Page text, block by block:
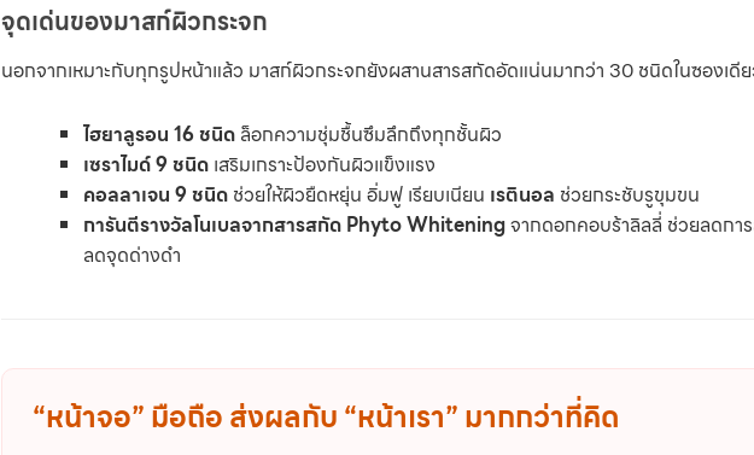
จุดเด่นของมาสก์ผิวกระจก
นอกจากเหมาะกับทุกรูปหน้าแล้ว มาสก์ผิวกระจกยังผสานสารสกัดอัดแน่นมากว่า 30 ชนิดในซองเดี
ไฮยาลูรอน 16 ชนิด ล็อกความชุ่มชื้นซึมลึกถึงทุกชั้นผิว
เซราไมด์ 9 ชนิด เสริมเกราะป้องกันผิวแข็งแรง
คอลลาเจน 9 ชนิด ช่วยให้ผิวยืดหยุ่น อิ่มฟู เรียบเนียน เรตินอล ช่วยกระชับรูขุมขน
การันตีรางวัลโนเบลจากสารสกัด Phyto Whiteningจากดอกคอบร้าลิลลี่ ช่วยลดกา
ลดจุดด่างดำ
“หน้าจอ” มือถือ ส่งผลกับ “หน้าเรา” มากกว่าที่คิด